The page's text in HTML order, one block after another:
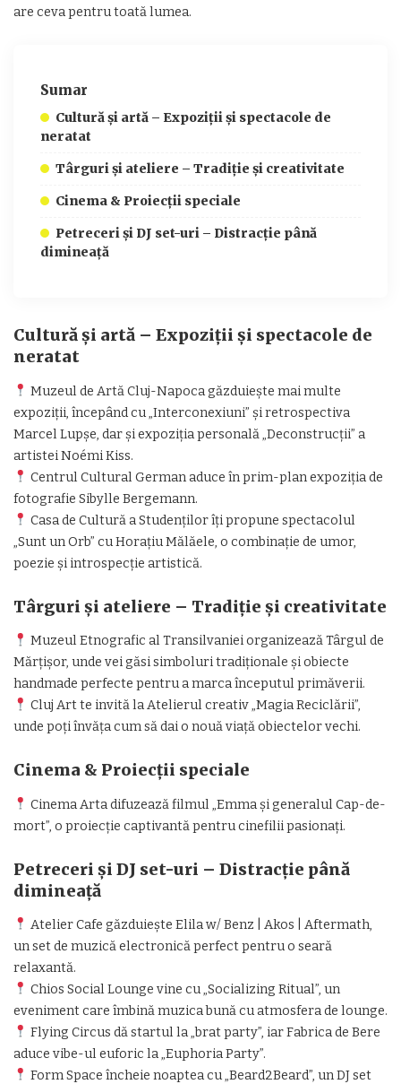
are ceva pentru toată lumea.
Sumar
Cultură și artă – Expoziții și spectacole de
neratat
Târguri și ateliere – Tradiție și creativitate
Cinema & Proiecții speciale
Petreceri și DJ set-uri – Distracție până
dimineață
Cultură și artă – Expoziții și spectacole de
neratat
Muzeul de Artă Cluj-Napoca găzduiește mai multe
expoziții, începând cu „Interconexiuni” și retrospectiva
Marcel Lupșe, dar și expoziția personală „Deconstrucții” a
artistei Noémi Kiss.
Centrul Cultural German aduce în prim-plan expoziția de
fotografie Sibylle Bergemann.
Casa de Cultură a Studenților îți propune spectacolul
„Sunt un Orb” cu Horațiu Mălăele, o combinație de umor,
poezie și introspecție artistică.
Târguri și ateliere – Tradiție și creativitate
Muzeul Etnografic al Transilvaniei organizează Târgul de
Mărțișor, unde vei găsi simboluri tradiționale și obiecte
handmade perfecte pentru a marca începutul primăverii.
Cluj Art te invită la Atelierul creativ „Magia Reciclării”,
unde poți învăța cum să dai o nouă viață obiectelor vechi.
Cinema & Proiecții speciale
Cinema Arta difuzează filmul „Emma și generalul Cap-de-
mort”, o proiecție captivantă pentru cinefilii pasionați.
Petreceri și DJ set-uri – Distracție până
dimineață
Atelier Cafe găzduiește Elila w/ Benz | Akos | Aftermath,
un set de muzică electronică perfect pentru o seară
relaxantă.
Chios Social Lounge vine cu „Socializing Ritual”, un
eveniment care îmbină muzica bună cu atmosfera de lounge.
Flying Circus dă startul la „brat party”, iar Fabrica de Bere
aduce vibe-ul euforic la „Euphoria Party”.
Form Space încheie noaptea cu „Beard2Beard”, un DJ set